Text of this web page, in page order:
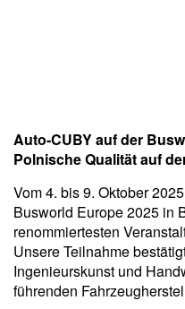
Auto-CUBY auf der
Polnische Qualität auf
Vom 4. bis 9. Oktober
Busworld Europe 2025 in
renommiertesten
Unsere Teilnahme
Ingenieurskunst und
führenden